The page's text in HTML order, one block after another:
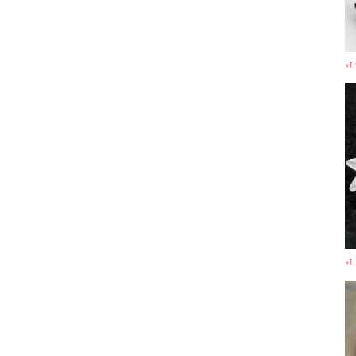
￥
￥